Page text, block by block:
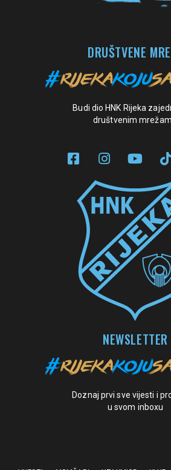
DRUŠTVENE
Budi dio HNK Rijeka
društvenim
NEWSLETTER
Doznaj prvi sve vijesti i
u svom inboxu